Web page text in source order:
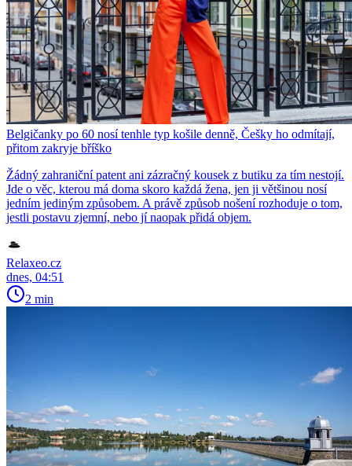
Belgičanky po 60 nosí tenhle typ košile denně, Češky ho odmítají,
přitom zakryje bříško
Žádný zahraniční patent ani zázračný kousek z butiku za tím nestojí.
Jde o věc, kterou má doma skoro každá žena, jen ji většinou nosí
jedním jediným způsobem. A právě způsob nošení rozhoduje o tom,
jestli postavu zjemní, nebo jí naopak přidá objem.
Relaxeo.cz
dnes, 04:51
2 min